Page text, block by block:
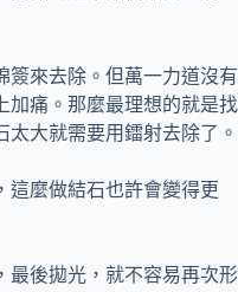
簽來去除。但萬一力道沒有
加痛。那麼最理想的就是找
大就需要用鐳射去除了。
這麼做結石也許會變得更
最後拋光，就不容易再次形